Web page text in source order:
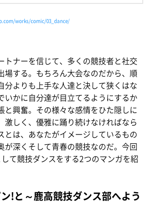
works/comic/03_dance/
トナーを信じて、多くの競技者と社交
場する。もちろん大会なのだから、順
分よりも上手な人達と決して狭くはな
いかに自分達が目立てるようにするか
と興奮。その様々な感情をひた隠しに
激しく、優雅に踊り続けなければなら
とは、あなたがイメージしているもの
が深くそして青春の競技なのだ。今回
て競技ダンスをする2つのマンガを紹
ン!と～鹿高競技ダンス部へよう